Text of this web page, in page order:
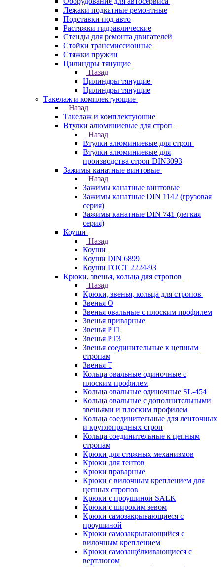
Лежаки подкатные ремонтные
Подставки под авто
Растяжки гидравлические
Стенды для ремонта двигателей
Стойки трансмиссионные
Стяжки пружин
Цилиндры тянущие
Назад
Цилиндры тянущие
Цилиндры тянущие
Такелаж и комплектующие
Назад
Такелаж и комплектующие
Втулки алюминиевые для строп
Назад
Втулки алюминиевые для строп
Втулки алюминиевые для
производства строп DIN3093
Зажимы канатные винтовые
Назад
Зажимы канатные винтовые
Зажимы канатные DIN 1142 (грузовая
серия)
Зажимы канатные DIN 741 (легкая
серия)
Коуши
Назад
Коуши
Коуши DIN 6899
Коуши ГОСТ 2224-93
Крюки, звенья, кольца для стропов
Назад
Крюки, звенья, кольца для стропов
Звенья О
Звенья овальные с плоским профилем
Звенья приварные
Звенья РТ1
Звенья РТ3
Звенья соединительные к цепным
стропам
Звенья Т
Кольца овальные одиночные c
плоским профилем
Кольца овальные одиночные SL-454
Кольца овальные с дополнительными
звеньями и плоским профилем
Кольца соединительные для ленточных
и круглопрядных строп
Кольца соединительные к цепным
стропам
Крюки для стяжных механизмов
Крюки для тентов
Крюки праварные
Крюки с вилочным креплением для
цепных стропов
Крюки с проушиной SALK
Крюки с широким зевом
Крюки самозакрывающиеся с
проушиной
Крюки самозакрывающийся с
вилочным креплением
Крюки самозащёлкивающиеся с
вертлюгом